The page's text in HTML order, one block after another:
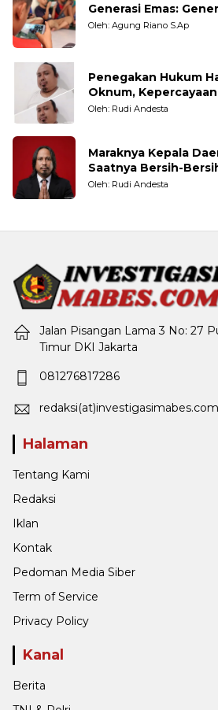
Generasi Emas:
Oleh: Agung Riano S.Ap
Penegakan Hukum
Oknum,
Taruhannya
Oleh: Rudi Andesta
Maraknya Kepala
Saatnya Bersih-
Pemerintahan
Oleh: Rudi Andesta
Jalan Pisangan Lama 3 No: 27
Timur DKI Jakarta
081276817286
redaksi(at)investigasimabes.com
Halaman
Tentang Kami
Redaksi
Iklan
Kontak
Pedoman Media Siber
Term of Service
Privacy Policy
Kanal
Berita